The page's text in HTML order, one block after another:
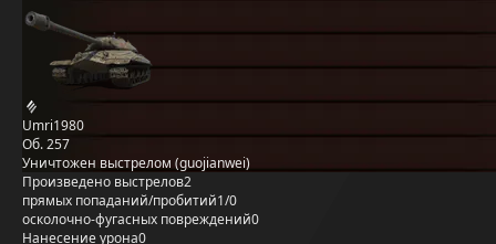
Umri1980
Об. 257
Уничтожен выстрелом (guojianwei)
Произведено выстрелов2
прямых попаданий/пробитий1/0
осколочно-фугасных повреждений0
Нанесение урона0